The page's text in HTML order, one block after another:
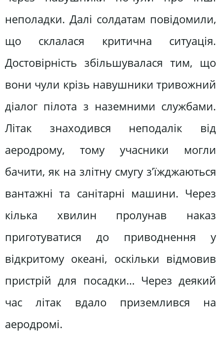
неполадки. Далі солдатам повідомили,
що склалася критична ситуація.
Достовірність збільшувалася тим, що
вони чули крізь навушники тривожний
діалог пілота з наземними службами.
Літак знаходився неподалік від
аеродрому, тому учасники могли
бачити, як на злітну смугу з’їжджаються
вантажні та санітарні машини. Через
кілька хвилин пролунав наказ
приготуватися до приводнення у
відкритому океані, оскільки відмовив
пристрій для посадки… Через деякий
час літак вдало приземлився на
аеродромі.